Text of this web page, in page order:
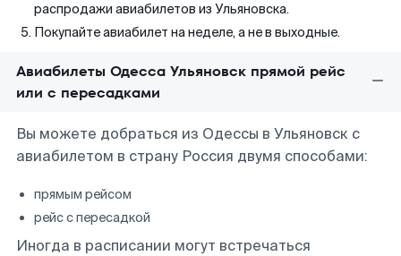
распродажи авиабилетов из Ульяновска.
Покупайте авиабилет на неделе, а не в выходные.
Авиабилеты Одесса Ульяновск прямой рейс
или с пересадками
Вы можете добраться из Одессы в Ульяновск с
авиабилетом в страну Россия двумя способами:
прямым рейсом
рейс с пересадкой
Иногда в расписании могут встречаться